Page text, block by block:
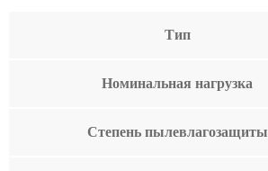
Тип
Номинальная нагрузка
Степень пылевлагозащиты